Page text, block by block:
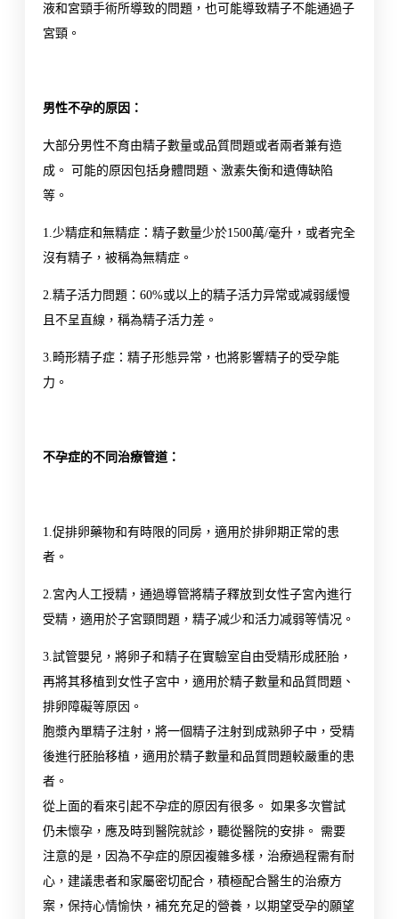
液和宮頸手術所導致的問題，也可能導致精子不能通過子
宮頸。
男性不孕的原因：
大部分男性不育由精子數量或品質問題或者兩者兼有造
成。 可能的原因包括身體問題、激素失衡和遺傳缺陷
等。
1.少精症和無精症：精子數量少於1500萬/毫升，或者完全
沒有精子，被稱為無精症。
2.精子活力問題：60%或以上的精子活力异常或减弱緩慢
且不呈直線，稱為精子活力差。
3.畸形精子症：精子形態异常，也將影響精子的受孕能
力。
不孕症的不同治療管道：
1.促排卵藥物和有時限的同房，適用於排卵期正常的患
者。
2.宮內人工授精，通過導管將精子釋放到女性子宮內進行
受精，適用於子宮頸問題，精子减少和活力减弱等情况。
3.試管嬰兒，將卵子和精子在實驗室自由受精形成胚胎，
再將其移植到女性子宮中，適用於精子數量和品質問題、
排卵障礙等原因。
胞漿內單精子注射，將一個精子注射到成熟卵子中，受精
後進行胚胎移植，適用於精子數量和品質問題較嚴重的患
者。
從上面的看來引起不孕症的原因有很多。 如果多次嘗試
仍未懷孕，應及時到醫院就診，聽從醫院的安排。 需要
注意的是，因為不孕症的原因複雜多樣，治療過程需有耐
心，建議患者和家屬密切配合，積極配合醫生的治療方
案，保持心情愉快，補充充足的營養，以期望受孕的願望